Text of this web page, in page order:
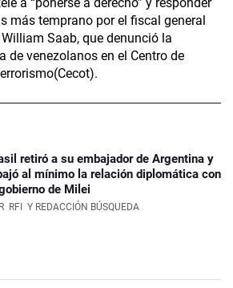
más temprano por el fiscal general
William Saab, que denunció la
de venezolanos en el Centro de
retiró a su embajador de Argentina y
al mínimo la relación diplomática con
de Milei
RFI Y REDACCIÓN BÚSQUEDA